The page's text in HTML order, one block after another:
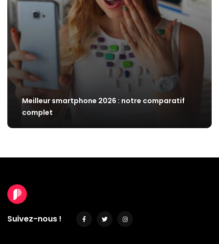
Meilleur smartphone 2026 : notre comparatif
complet
Suivez-nous !